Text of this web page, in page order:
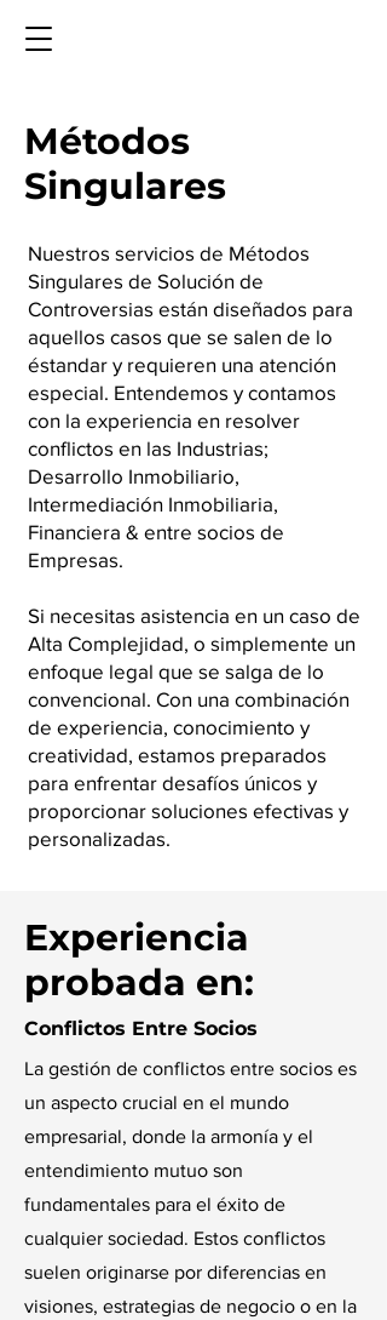
Métodos
Singulares
Nuestros servicios de Métodos
Singulares de Solución de
Controversias están diseñados para
aquellos casos que se salen de lo
éstandar y requieren una atención
especial. Entendemos y contamos
con la experiencia en resolver
conflictos en las Industrias;
Desarrollo Inmobiliario,
Intermediación Inmobiliaria,
Financiera & entre socios de
Empresas.
Si necesitas asistencia en un caso de
Alta Complejidad, o simplemente un
enfoque legal que se salga de lo
convencional. Con una combinación
de experiencia, conocimiento y
creatividad, estamos preparados
para enfrentar desafíos únicos y
proporcionar soluciones efectivas y
personalizadas.
Experiencia
probada en:
Conflictos Entre Socios
La gestión de conflictos entre socios es
un aspecto crucial en el mundo
empresarial, donde la armonía y el
entendimiento mutuo son
fundamentales para el éxito de
cualquier sociedad. Estos conflictos
suelen originarse por diferencias en
visiones, estrategias de negocio o en la